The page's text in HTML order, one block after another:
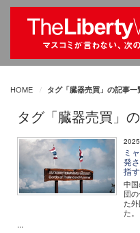
HOME タグ「臓器売買」の記事一
タグ「臓器売買」
ミ
発
指
中
団
た
た。
...